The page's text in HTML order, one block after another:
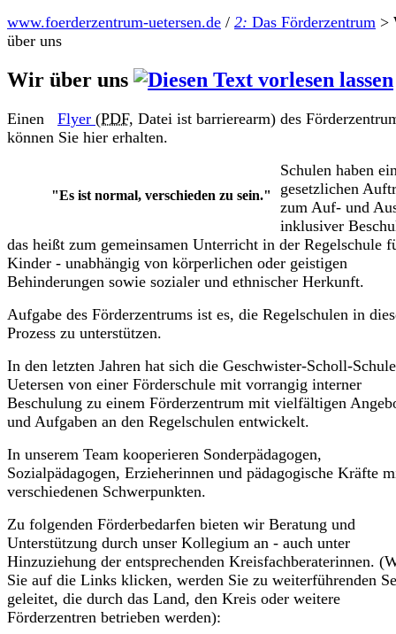
www.foerderzentrum-uetersen.de / 2: Das Förderzentrum >
über uns
Wir über uns
Einen Flyer (PDF, Datei ist barrierearm) des
können Sie hier erhalten.
"Es ist normal, verschieden zu sein."
Schulen haben
gesetzlichen
zum Auf- und
inklusiver
das heißt zum gemeinsamen Unterricht in der Regelschule
Kinder - unabhängig von körperlichen oder geistigen
Behinderungen sowie sozialer und ethnischer Herkunft.
Aufgabe des Förderzentrums ist es, die Regelschulen in
Prozess zu unterstützen.
In den letzten Jahren hat sich die Geschwister-Scholl-Schule
Uetersen von einer Förderschule mit vorrangig interner
Beschulung zu einem Förderzentrum mit vielfältigen
und Aufgaben an den Regelschulen entwickelt.
In unserem Team kooperieren Sonderpädagogen,
Sozialpädagogen, Erzieherinnen und pädagogische Kräfte
verschiedenen Schwerpunkten.
Zu folgenden Förderbedarfen bieten wir Beratung und
Unterstützung durch unser Kollegium an - auch unter
Hinzuziehung der entsprechenden Kreisfachberaterinnen.
Sie auf die Links klicken, werden Sie zu weiterführenden
geleitet, die durch das Land, den Kreis oder weitere
Förderzentren betrieben werden):